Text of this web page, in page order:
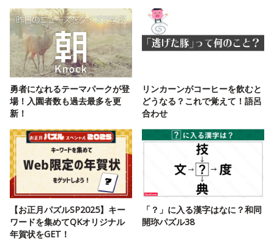
勇者になれるテーマパークが登
場！入園者数も過去最多を更
新！
リンカーンがコーヒーを飲むと
どうなる？これで覚えて！語呂
合わせ
【お正月パズルSP2025】キー
ワードを集めてQKオリジナル
年賀状をGET！
「？」に入る漢字はなに？和同
開珎パズル38